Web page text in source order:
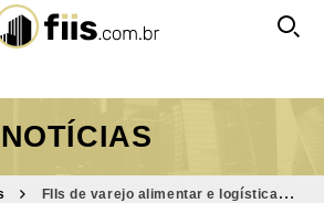
NOTÍCIAS
FIIs de varejo alimentar e logística